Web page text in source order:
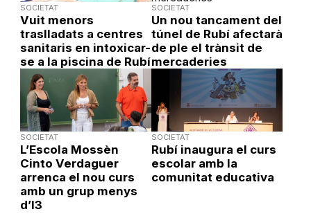
SOCIETAT
Vuit menors
traslladats a centres
sanitaris en intoxicar-
se a la piscina de Rubí
SOCIETAT
Un nou tancament del
túnel de Rubí afectarà
de ple el trànsit de
mercaderies
SOCIETAT
L’Escola Mossèn
Cinto Verdaguer
arrenca el nou curs
amb un grup menys
d’I3
SOCIETAT
Rubí inaugura el curs
escolar amb la
comunitat educativa